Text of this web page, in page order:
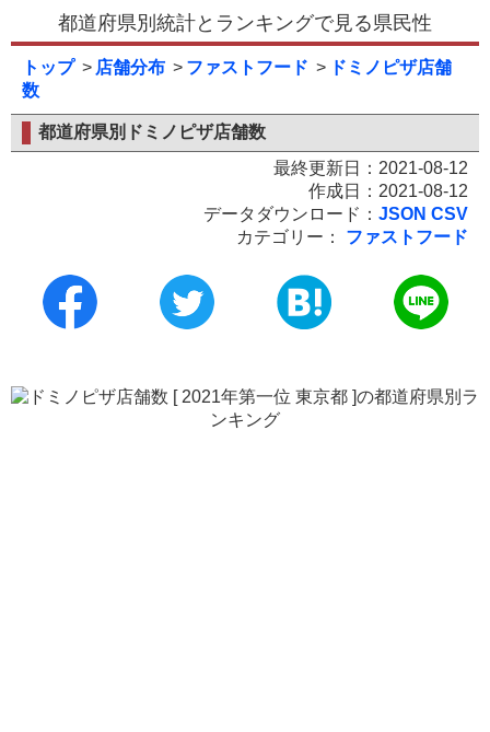
都道府県別統計とランキングで見る県民性
トップ 店舗分布 ファストフード
ドミノピザ店舗
数
都道府県別ドミノピザ店舗数
最終更新日：2021-08-12
作成日：2021-08-12
データダウンロード： JSON CSV
カテゴリー：
ファストフード